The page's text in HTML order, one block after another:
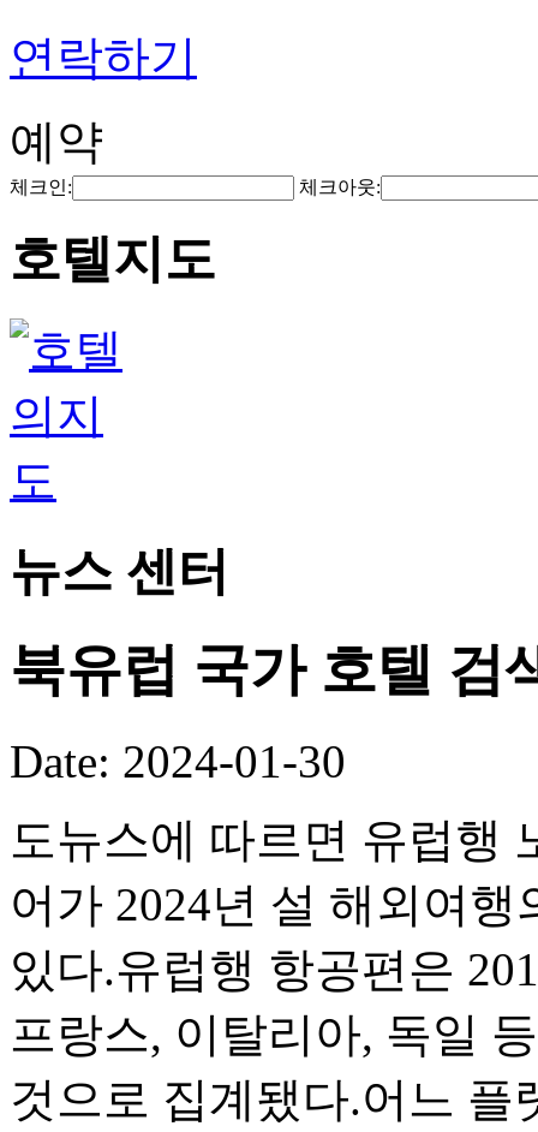
연락하기
예약
체크인: 체크아웃:
호텔지도
뉴스 센터
북유럽 국가 호텔 검
Date: 2024-01-30
도뉴스에 따르면 유럽행
어가 2024년 설 해외여
있다.유럽행 항공편은
프랑스, 이탈리아, 독일
것으로 집계됐다.어느 플